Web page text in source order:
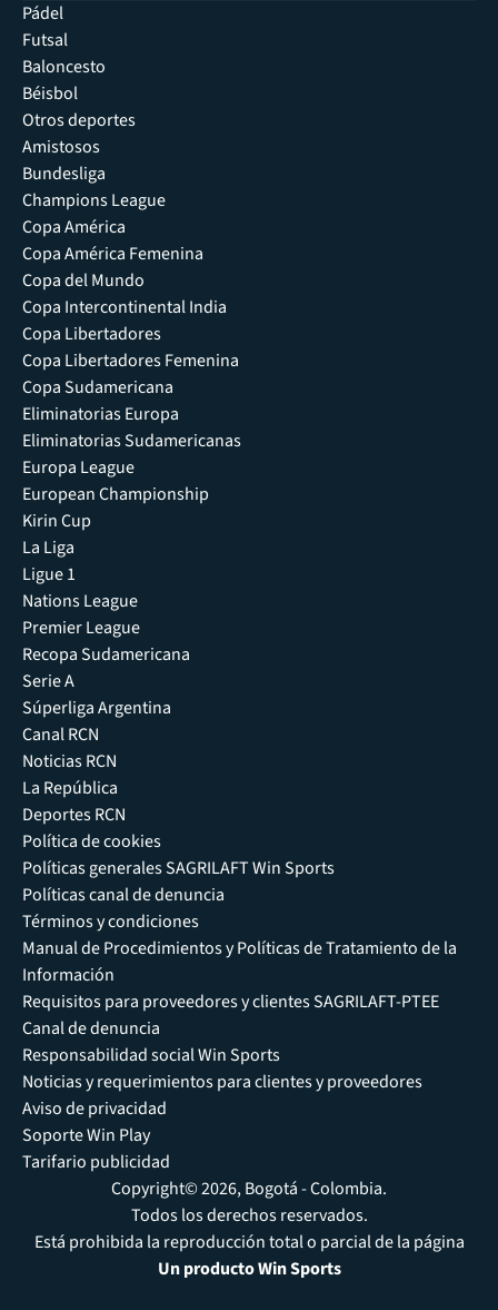
Pádel
Futsal
Baloncesto
Béisbol
Otros deportes
Amistosos
Bundesliga
Champions League
Copa América
Copa América Femenina
Copa del Mundo
Copa Intercontinental India
Copa Libertadores
Copa Libertadores Femenina
Copa Sudamericana
Eliminatorias Europa
Eliminatorias Sudamericanas
Europa League
European Championship
Kirin Cup
La Liga
Ligue 1
Nations League
Premier League
Recopa Sudamericana
Serie A
Súperliga Argentina
Canal RCN
Noticias RCN
La República
Deportes RCN
Política de cookies
Políticas generales SAGRILAFT Win Sports
Políticas canal de denuncia
Términos y condiciones
Manual de Procedimientos y Políticas de Tratamiento de la
Información
Requisitos para proveedores y clientes SAGRILAFT-PTEE
Canal de denuncia
Responsabilidad social Win Sports
Noticias y requerimientos para clientes y proveedores
Aviso de privacidad
Soporte Win Play
Tarifario publicidad
Copyright© 2026, Bogotá - Colombia.
Todos los derechos reservados.
Está prohibida la reproducción total o parcial de la página
Un producto Win Sports